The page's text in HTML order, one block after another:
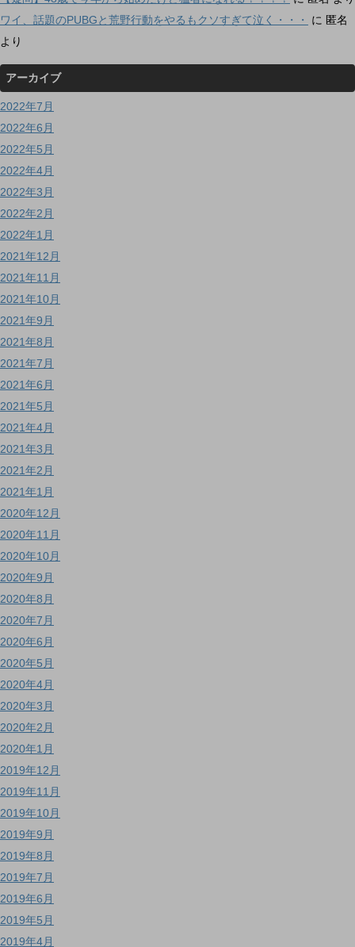
ワイ、話題のPUBGと荒野行動をやるもクソすぎて泣く・・・
に 匿名
より
アーカイブ
2022年7月
2022年6月
2022年5月
2022年4月
2022年3月
2022年2月
2022年1月
2021年12月
2021年11月
2021年10月
2021年9月
2021年8月
2021年7月
2021年6月
2021年5月
2021年4月
2021年3月
2021年2月
2021年1月
2020年12月
2020年11月
2020年10月
2020年9月
2020年8月
2020年7月
2020年6月
2020年5月
2020年4月
2020年3月
2020年2月
2020年1月
2019年12月
2019年11月
2019年10月
2019年9月
2019年8月
2019年7月
2019年6月
2019年5月
2019年4月